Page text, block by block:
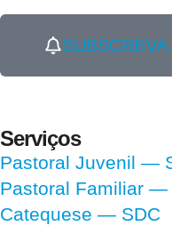
SUBSCREVA
Serviços
Pastoral Juvenil —
Pastoral Familiar —
Catequese — SDC